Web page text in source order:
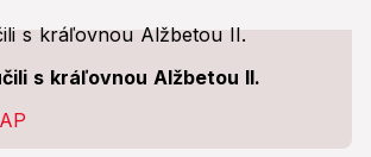
s kráľovnou Alžbetou II.